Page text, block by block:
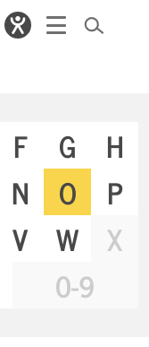
F G
H
N O
P
V W
X
0-9